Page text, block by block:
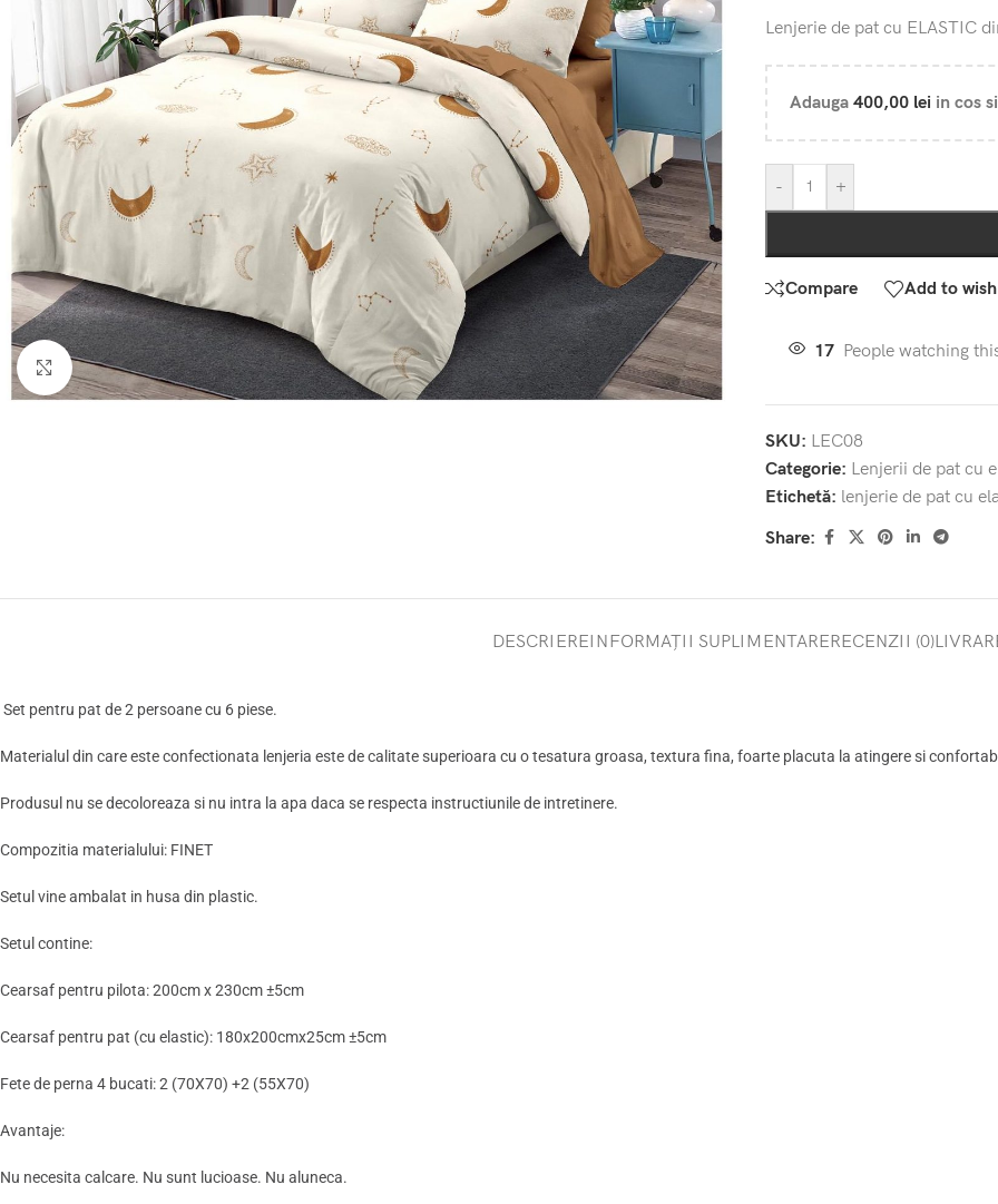
Click to enlarge
Lenjerie de pat cu ELASTIC
Adauga 400,00 lei in cos
- +
Compare Add to
17 People watching
SKU: LEC08
Categorie: Lenjerii de pat cu
Etichetă: lenjerie de pat cu
Share:
DESCRIEREINFORMAȚII SUPLIMENTARERECENZII (0)
Set pentru pat de 2 persoane cu 6 piese.
Materialul din care este confectionata lenjeria este de calitate superioara cu o tesatura groasa, textura fina, foarte placuta la atingere si
Produsul nu se decoloreaza si nu intra la apa daca se respecta instructiunile de intretinere.
Compozitia materialului: FINET
Setul vine ambalat in husa din plastic.
Setul contine:
Cearsaf pentru pilota: 200cm x 230cm ±5cm
Cearsaf pentru pat (cu elastic): 180x200cmx25cm ±5cm
Fete de perna 4 bucati: 2 (70X70) +2 (55X70)
Avantaje:
Nu necesita calcare. Nu sunt lucioase. Nu aluneca.